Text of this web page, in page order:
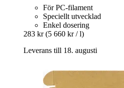
För PC-filament
Speciellt utvecklad
Enkel dosering
283 kr (5 660 kr / l)
Leverans till 18. augusti